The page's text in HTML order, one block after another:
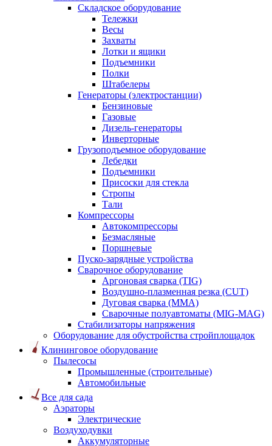
Складское оборудование
Тележки
Весы
Захваты
Лотки и ящики
Подъемники
Полки
Штабелеры
Генераторы (электростанции)
Бензиновые
Газовые
Дизель-генераторы
Инверторные
Грузоподъемное оборудование
Лебедки
Подъемники
Присоски для стекла
Стропы
Тали
Компрессоры
Автокомпрессоры
Безмасляные
Поршневые
Пуско-зарядные устройства
Сварочное оборудование
Аргоновая сварка (TIG)
Воздушно-плазменная резка (CUT)
Дуговая сварка (ММА)
Сварочные полуавтоматы (MIG-MAG)
Стабилизаторы напряжения
Оборудование для обустройства стройплощадок
Клининговое оборудование
Пылесосы
Промышленные (строительные)
Автомобильные
Все для сада
Аэраторы
Электрические
Воздуходувки
Аккумуляторные